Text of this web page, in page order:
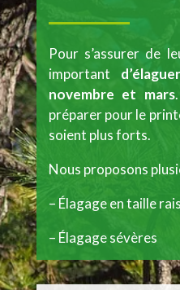
Pour s’assurer de
important
novembre et mars
préparer pour le
soient plus forts.
Nous proposons
– Élagage en taille
– Élagage sévères